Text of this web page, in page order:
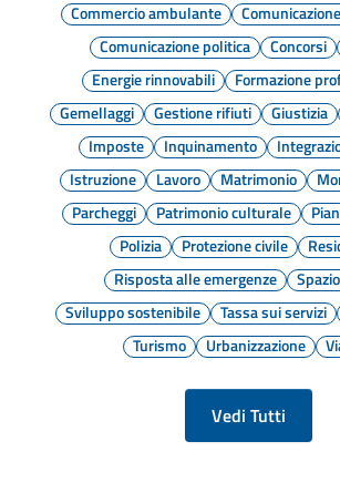
Commercio ambulante
Comunicazione politica
Concorsi
Energie rinnovabili
Formazione
Gemellaggi
Gestione rifiuti Giustizia
Imposte
Inquinamento
Istruzione
Lavoro Matrimonio
Parcheggi
Patrimonio culturale
Polizia
Protezione civile
Risposta alle emergenze
Sviluppo sostenibile
Tassa sui servizi
Turismo
Urbanizzazione
Vedi Tutti